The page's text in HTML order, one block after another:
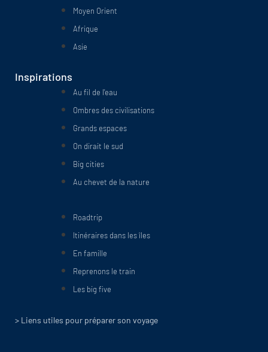
Moyen Orient
Afrique
Asie
Inspirations
Au fil de l'eau
Ombres des civilisations
Grands espaces
On dirait le sud
Big cities
Au chevet de la nature
Roadtrip
Itinéraires dans les îles
En famille
Reprenons le train
Les big five
> Liens utiles pour préparer son voyage